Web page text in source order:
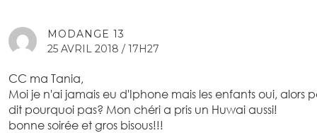
MODANGE 13
25 AVRIL 2018 / 17H27
CC ma Tania,
Moi je n'ai jamais eu d'Iphone mais les enfants oui, alors
dit pourquoi pas? Mon chéri a pris un Huwai aussi!
bonne soirée et gros bisous!!!